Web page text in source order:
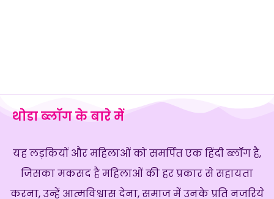
थोडा ब्लॉग के बारे में
यह लड़कियों और महिलाओं को समर्पित एक हिंदी ब्लॉग है,
जिसका मकसद है महिलाओं की हर प्रकार से सहायता
करना, उन्हें आत्मविश्वास देना, समाज में उनके प्रति नजरिये